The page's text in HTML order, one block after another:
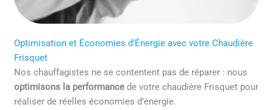
Optimisation et Économies d’Énergie avec votre Chaudière
Frisquet
Nos chauffagistes ne se contentent pas de réparer : nous
optimisons la performance de votre chaudière Frisquet pour
réaliser de réelles économies d’énergie.